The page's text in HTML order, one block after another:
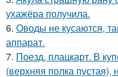
ухажёра получила.
6. Оводы не кусаются,
аппарат.
7. Поезд, плацкарт. В
(верхняя полка